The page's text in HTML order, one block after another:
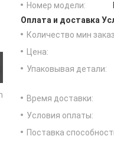
Номер модели:
Оплата и доставка
Количество мин
Цена:
Упаковывая детали:
Время доставки:
Условия оплаты:
Поставка